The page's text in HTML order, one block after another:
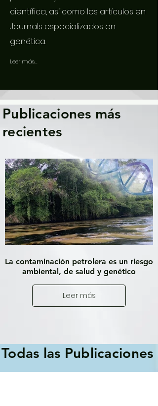
científica, así como los artículos en
Journals especializados en
genética.
Leer más...
Publicaciones más
recientes
La contaminación petrolera es un riesgo
ambiental, de salud y genético
Leer más
Todas las Publicaciones